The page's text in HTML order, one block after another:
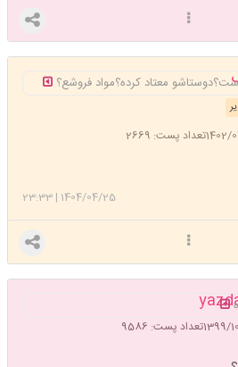
تعداد پست: 2669
معتاد کرده؟مواد فروشع؟
1404/04/25
|
23:33
تعداد پست: 9586